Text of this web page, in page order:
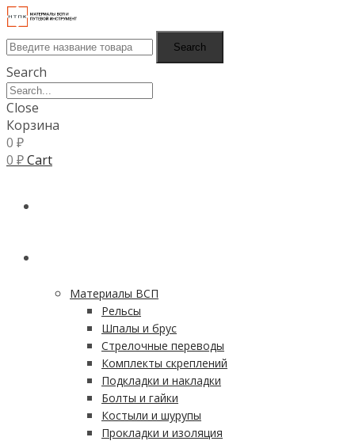
Search
Search
Close
Корзина
0 ₽
0 ₽Cart
Материалы ВСП
Рельсы
Шпалы и брус
Стрелочные переводы
Комплекты скреплений
Подкладки и накладки
Болты и гайки
Костыли и шурупы
Прокладки и изоляция